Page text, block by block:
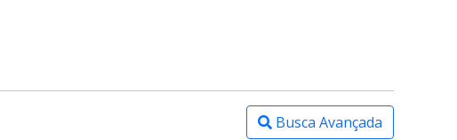
Busca Avançada